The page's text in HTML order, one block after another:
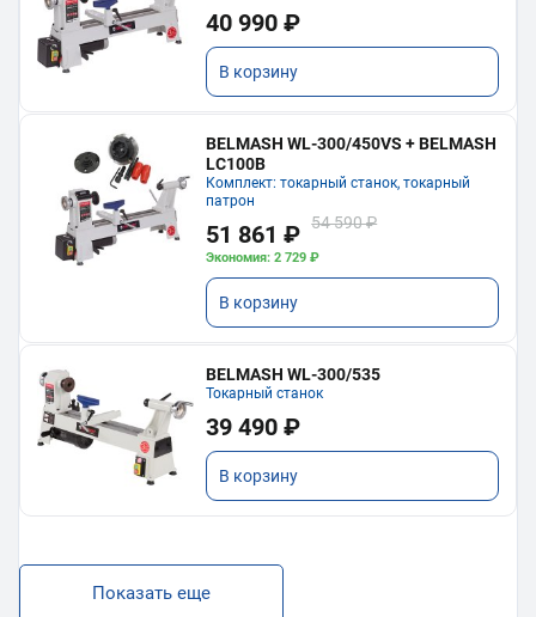
40 990 ₽
В корзину
BELMASH WL-300/450VS + BELMASH
LC100B
Комплект: токарный станок, токарный
патрон
51 861 ₽ 54 590 ₽
Экономия: 2 729 ₽
В корзину
BELMASH WL-300/535
Токарный станок
39 490 ₽
В корзину
Показать еще